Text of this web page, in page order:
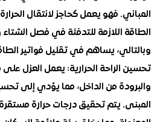
فهو يعمل كحاجز لانتقال الحرارة، مما
اللازمة للتدفئة في فصل الشتاء
يساهم في تقليل فواتير الطاقة
الحرارية: يعمل العزل على منع
من الداخل، مما يؤدي إلى تحسين
يتم تحقيق درجات حرارة مستقرة